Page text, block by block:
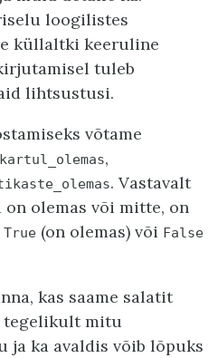
loogilistes
küllaltki keeruline
tuleb
lihtsustusi.
võtame
kartul_olemas,
. Vastavalt
on olemas või mitte, on
True (on olemas) või False
kas saame salatit
tegelikult mitu
ja ka avaldis võib lõpuks